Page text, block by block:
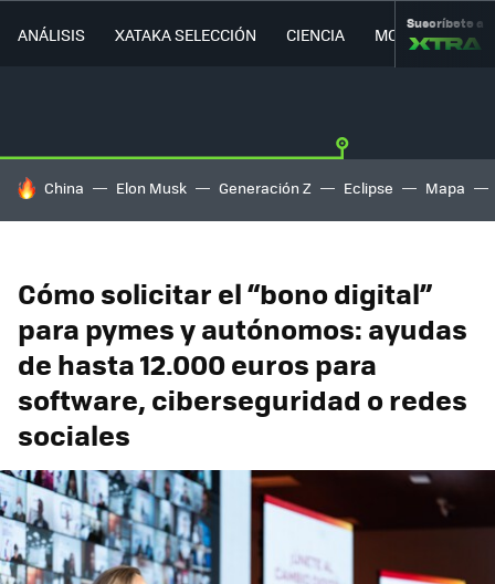
ANÁLISIS XATAKA SELECCIÓN CIENCIA MOVILIDAD
Suscríbete a
HOY SE HABLA DE
China Elon Musk Generación Z Eclipse Mapa
Cómo solicitar el “bono digital”
para pymes y autónomos: ayudas
de hasta 12.000 euros para
software, ciberseguridad o redes
sociales